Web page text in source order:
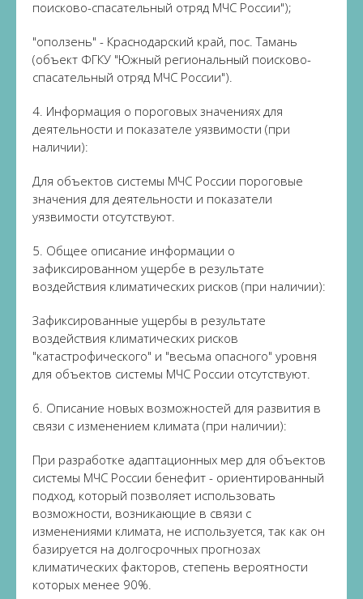
поисково-спасательный отряд МЧС России");
"оползень" - Краснодарский край, пос. Тамань
(объект ФГКУ "Южный региональный поисково-
спасательный отряд МЧС России").
4. Информация о пороговых значениях для
деятельности и показателе уязвимости (при
наличии):
Для объектов системы МЧС России пороговые
значения для деятельности и показатели
уязвимости отсутствуют.
5. Общее описание информации о
зафиксированном ущербе в результате
воздействия климатических рисков (при наличии):
Зафиксированные ущербы в результате
воздействия климатических рисков
"катастрофического" и "весьма опасного" уровня
для объектов системы МЧС России отсутствуют.
6. Описание новых возможностей для развития в
связи с изменением климата (при наличии):
При разработке адаптационных мер для объектов
системы МЧС России бенефит - ориентированный
подход, который позволяет использовать
возможности, возникающие в связи с
изменениями климата, не используется, так как он
базируется на долгосрочных прогнозах
климатических факторов, степень вероятности
которых менее 90%.